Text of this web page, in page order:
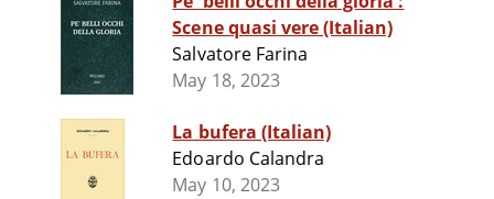
Scene quasi vere (Italian)
Salvatore Farina
May 18, 2023
La bufera (Italian)
Edoardo Calandra
May 10, 2023